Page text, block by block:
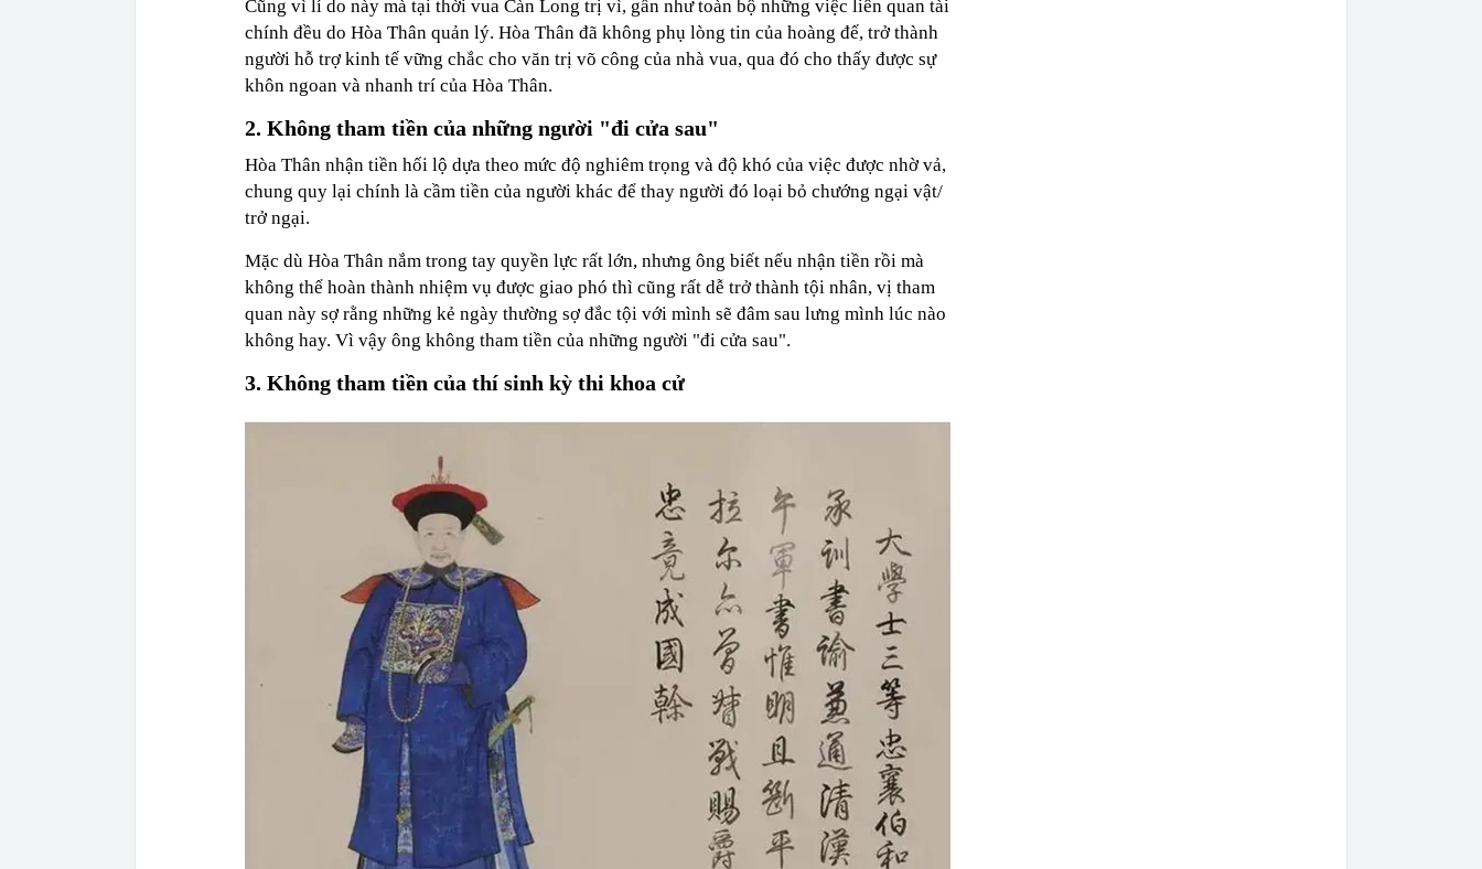
Cũng vì lí do này mà tại thời vua Càn Long trị vì, gần như toàn bộ những việc liên quan tài
chính đều do Hòa Thân quản lý. Hòa Thân đã không phụ lòng tin của hoàng đế, trở thành
người hỗ trợ kinh tế vững chắc cho văn trị võ công của nhà vua, qua đó cho thấy được sự
khôn ngoan và nhanh trí của Hòa Thân.
2. Không tham tiền của những người "đi cửa sau"
Hòa Thân nhận tiền hối lộ dựa theo mức độ nghiêm trọng và độ khó của việc được nhờ vả,
chung quy lại chính là cầm tiền của người khác để thay người đó loại bỏ chướng ngại vật/
trở ngại.
Mặc dù Hòa Thân nắm trong tay quyền lực rất lớn, nhưng ông biết nếu nhận tiền rồi mà
không thể hoàn thành nhiệm vụ được giao phó thì cũng rất dễ trở thành tội nhân, vị tham
quan này sợ rằng những kẻ ngày thường sợ đắc tội với mình sẽ đâm sau lưng mình lúc nào
không hay. Vì vậy ông không tham tiền của những người "đi cửa sau".
3. Không tham tiền của thí sinh kỳ thi khoa cử